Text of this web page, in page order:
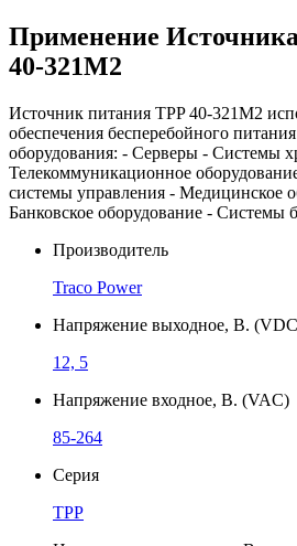
Применение
40-321M2
Источник питания TPP 40-321M2
обеспечения бесперебойного
оборудования: - Серверы - Системы
Телекоммуникационное
системы управления - Медицинское
Банковское оборудование - Системы
Производитель
Traco Power
Напряжение выходное, В.
12, 5
Напряжение входное, В. (VAC)
85-264
Серия
TPP